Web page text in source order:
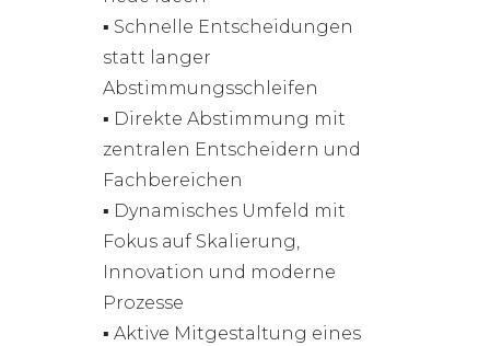
▪ Schnelle Entscheidungen
statt langer
Abstimmungsschleifen
▪ Direkte Abstimmung mit
zentralen Entscheidern und
Fachbereichen
▪ Dynamisches Umfeld mit
Fokus auf Skalierung,
Innovation und moderne
Prozesse
▪ Aktive Mitgestaltung eines